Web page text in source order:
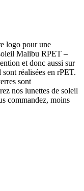
logo pour une
Malibu RPET –
et donc aussi sur
réalisées en rPET.
sont
nos lunettes de soleil
commandez, moins